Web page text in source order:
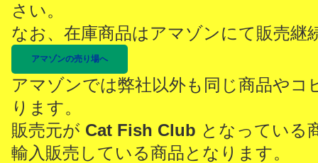
さい。
なお、在庫商品はアマゾンにて販売継
アマゾンの売り場へ
アマゾンでは弊社以外も同じ商品やコ
ります。
販売元が Cat Fish Club となっている
輸入販売している商品となります。